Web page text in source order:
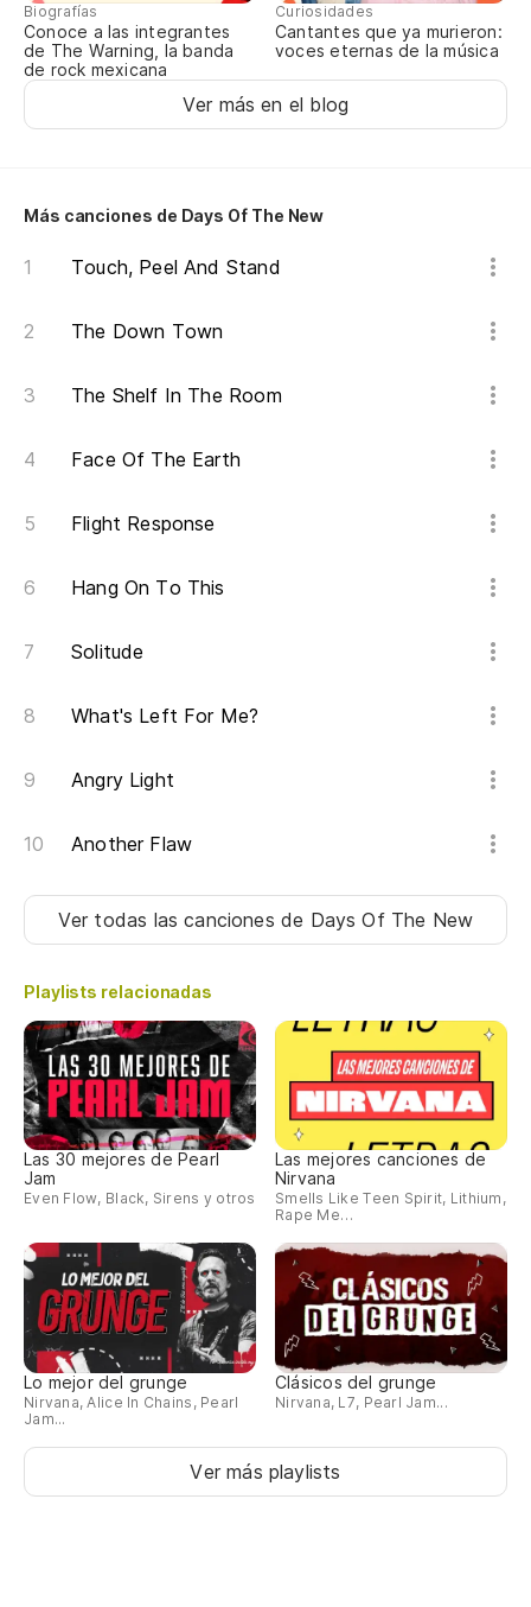
Biografías
Conoce a las integrantes
de The Warning, la banda
de rock mexicana
Curiosidades
Cantantes que ya murieron:
voces eternas de la música
Ver más en el blog
Más canciones de Days Of The New
Touch, Peel And Stand
The Down Town
The Shelf In The Room
Face Of The Earth
Flight Response
Hang On To This
Solitude
What's Left For Me?
Angry Light
Another Flaw
Ver todas las cancionesde Days Of The New
Playlists relacionadas
Las 30 mejores de Pearl
Jam
Even Flow, Black, Sirens y otros
Las mejores canciones de
Nirvana
Smells Like Teen Spirit, Lithium,
Rape Me…
Lo mejor del grunge
Nirvana, Alice In Chains, Pearl
Jam...
Clásicos del grunge
Nirvana, L7, Pearl Jam...
Ver más playlists